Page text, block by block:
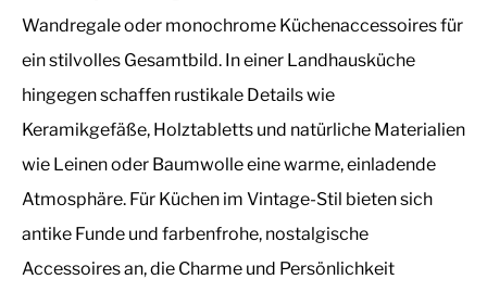
Wandregale oder monochrome Küchenaccessoires für
ein stilvolles Gesamtbild. In einer Landhausküche
hingegen schaffen rustikale Details wie
Keramikgefäße, Holztabletts und natürliche Materialien
wie Leinen oder Baumwolle eine warme, einladende
Atmosphäre. Für Küchen im Vintage-Stil bieten sich
antike Funde und farbenfrohe, nostalgische
Accessoires an, die Charme und Persönlichkeit